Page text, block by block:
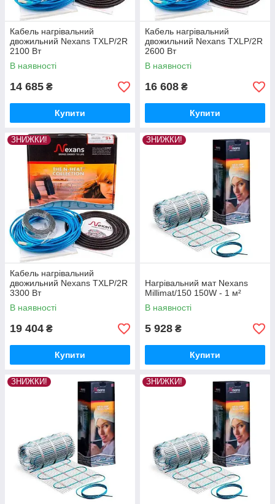
Кабель нагрівальний
двожильний Nexans TXLP/2R
2100 Вт
В наявності
14 685 ₴
Купити
Кабель нагрівальний
двожильний Nexans TXLP/2R
2600 Вт
В наявності
16 608 ₴
Купити
ЗНИЖКИ!
Кабель нагрівальний
двожильний Nexans TXLP/2R
3300 Вт
В наявності
19 404 ₴
Купити
ЗНИЖКИ!
Нагрівальний мат Nexans
Millimat/150 150W - 1 м²
В наявності
5 928 ₴
Купити
ЗНИЖКИ! ЗНИЖКИ!